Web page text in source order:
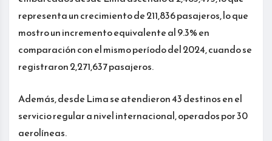
representa un crecimiento de 211,836 pasajeros, lo que
mostro un incremento equivalente al 9.3% en
comparación con el mismo período del 2024, cuando se
registraron 2,271,637 pasajeros.
Además, desde Lima se atendieron 43 destinos en el
servicio regular a nivel internacional, operados por 30
aerolíneas.